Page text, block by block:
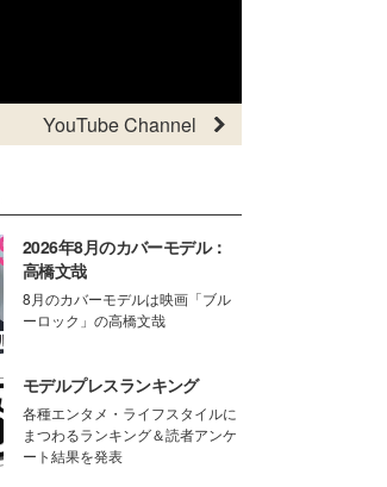
YouTube Channel
2026年8月のカバーモデル：
高橋文哉
8月のカバーモデルは映画「ブル
ーロック」の高橋文哉
モデルプレスランキング
各種エンタメ・ライフスタイルに
まつわるランキング＆読者アンケ
ート結果を発表